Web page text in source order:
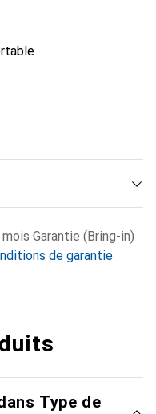
Garantie (Bring-in)
de garantie
Type de